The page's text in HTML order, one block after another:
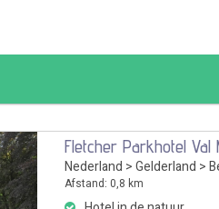
Fletcher Parkhotel Val
Nederland > Gelderland >
Afstand: 0,8 km